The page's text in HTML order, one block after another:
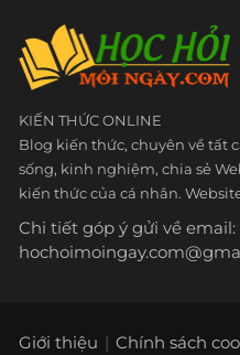
KIẾN THỨC ONLINE
Blog kiến thức, chuyên về tất
sống, kinh nghiệm, chia sẻ
kiến thức của cá nhân.
Chi tiết góp ý gửi về email:
Giới thiệu Chính sách